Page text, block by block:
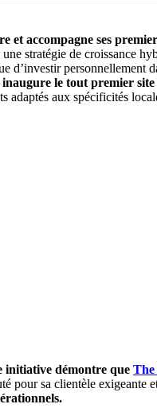
et accompagne ses
stratégie de croissance
d’investir personnellement
le tout premier
adaptés aux spécificités
initiative démontre que
pour sa clientèle exigeante